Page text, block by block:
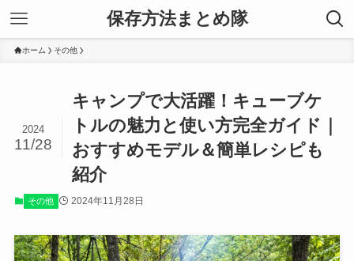
保存方法まとめ隊
ホーム その他
キャンプで大活躍！キューブケ
トルの魅力と使い方完全ガイド｜
おすすめモデル＆簡単レシピも
紹介
2024
11/28
その他 2024年11月28日